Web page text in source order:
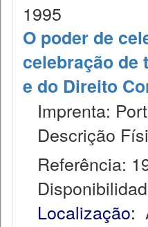
1995
O poder de
celebração de
e do Direito
Imprenta:
Descrição
Referência:
Localização: